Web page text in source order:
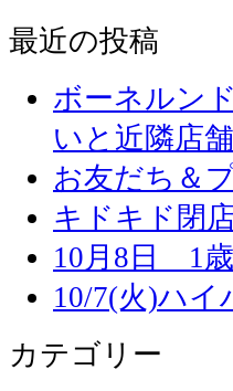
最近の投稿
ボーネルン
いと近隣店
お友だち＆
キドキド閉
10月8日 1
10/7(火)ハ
カテゴリー